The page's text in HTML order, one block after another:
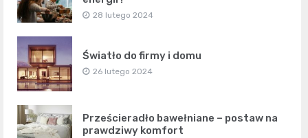
28 lutego 2024
Światło do firmy i domu
26 lutego 2024
Prześcieradło bawełniane – postaw na
prawdziwy komfort